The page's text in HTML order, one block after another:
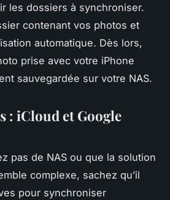
les dossiers à synchroniser.
contenant vos photos et
automatique. Dès lors,
prise avec votre iPhone
sauvegardée sur votre NAS.
: iCloud et Google
pas de NAS ou que la solution
complexe, sachez qu’il
pour synchroniser